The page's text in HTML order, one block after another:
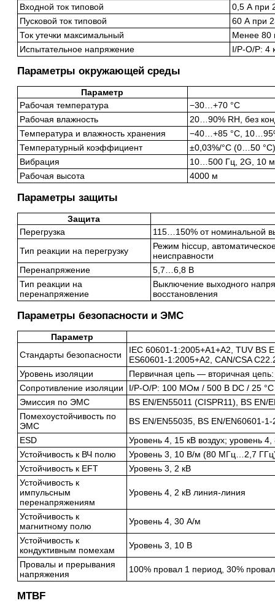
Входной ток типовой
0,5 А при
Пусковой ток типовой
60 А при
Ток утечки максимальный
Менее 80
Испытательное напряжение
I/P-O/P: 4
Параметры окружающей среды
Параметр
Рабочая температура
−30…+70 °C
Рабочая влажность
20…90% RH, без
Температура и влажность хранения
−40…+85 °C,
Температурный коэффициент
±0,03%/°C (0…50 °C)
Вибрация
10…500 Гц, 2G, 10
Рабочая высота
4000 м
Параметры защиты
Защита
Перегрузка
115…150% от номинальной
Тип реакции на перегрузку
Режим hiccup,
неисправности
Перенапряжение
5,7…6,8 В
Тип реакции на
перенапряжение
Выключение выходного
восстановления
Параметры безопасности и ЭМС
Параметр
Стандарты безопасности
IEC 60601-1:2005+A1+A2, TUV BS
ES60601-1:2005+A2, CAN/CSA
Уровень изоляции
Первичная цепь — вторичная
Сопротивление изоляции
I/P-O/P: 100 МОм / 500 В DC / 25 °C
Эмиссия по ЭМС
BS EN/EN55011 (CISPR11), BS EN/
Помехоустойчивость по
ЭМС
BS EN/EN55035, BS EN/EN60601-1-
ESD
Уровень 4, 15 кВ воздух; уровень 4,
Устойчивость к ВЧ полю
Уровень 3, 10 В/м (80 МГц…2,7
Устойчивость к EFT
Уровень 3, 2 кВ
Устойчивость к
импульсным
перенапряжениям
Уровень 4, 2 кВ линия-линия
Устойчивость к
магнитному полю
Уровень 4, 30 А/м
Устойчивость к
кондуктивным помехам
Уровень 3, 10 В
Провалы и прерывания
напряжения
100% провал 1 период, 30%
МТBF